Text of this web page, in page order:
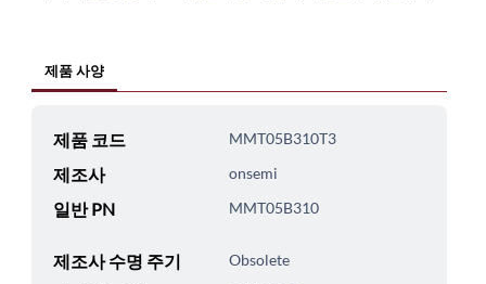
제품 사양
제품 코드 MMT05B310T3
제조사 onsemi
일반 PN MMT05B310
제조사 수명 주기 Obsolete